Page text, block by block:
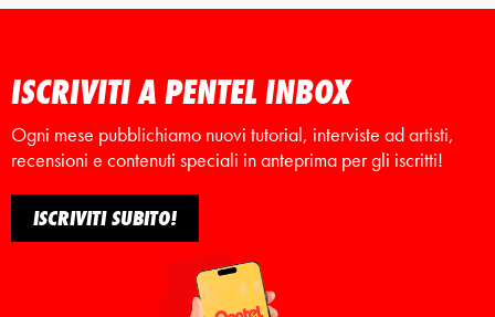
ISCRIVITI A PENTEL INBOX
Ogni mese pubblichiamo nuovi tutorial, interviste ad artisti,
recensioni e contenuti speciali in anteprima per gli iscritti!
ISCRIVITI SUBITO!